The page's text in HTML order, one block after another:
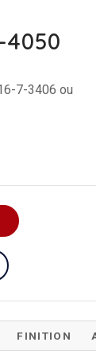
4050
7-3406 ou
FINITION A